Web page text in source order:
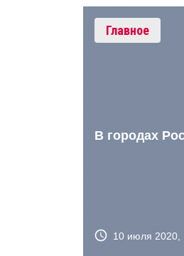
Главное
В городах
10 июля 2020,